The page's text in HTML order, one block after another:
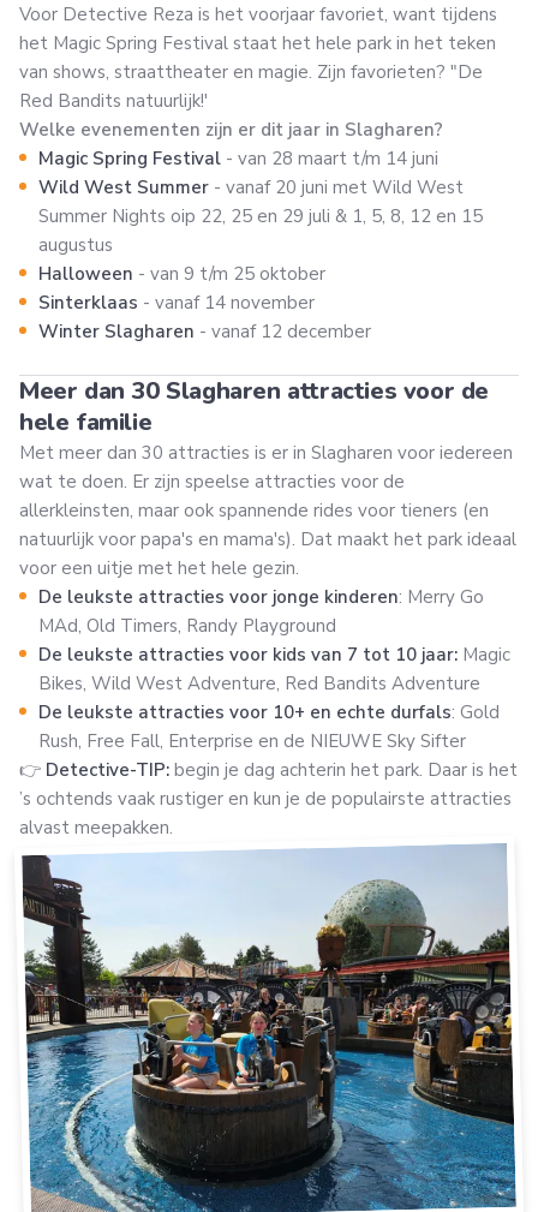
Voor Detective Reza is het voorjaar favoriet, want tijdens
het Magic Spring Festival staat het hele park in het teken
van shows, straattheater en magie. Zijn favorieten? "De
Red Bandits natuurlijk!'
Welke evenementen zijn er dit jaar in Slagharen?
Magic Spring Festival - van 28 maart t/m 14 juni
Wild West Summer - vanaf 20 juni met Wild West
Summer Nights oip 22, 25 en 29 juli & 1, 5, 8, 12 en 15
augustus
Halloween - van 9 t/m 25 oktober
Sinterklaas - vanaf 14 november
Winter Slagharen - vanaf 12 december
Meer dan 30 Slagharen attracties voor de
hele familie
Met meer dan 30 attracties is er in Slagharen voor iedereen
wat te doen. Er zijn speelse attracties voor de
allerkleinsten, maar ook spannende rides voor tieners (en
natuurlijk voor papa's en mama's). Dat maakt het park ideaal
voor een uitje met het hele gezin.
De leukste attracties voor jonge kinderen: Merry Go
MAd, Old Timers, Randy Playground
De leukste attracties voor kids van 7 tot 10 jaar: Magic
Bikes, Wild West Adventure, Red Bandits Adventure
De leukste attracties voor 10+ en echte durfals: Gold
Rush, Free Fall, Enterprise en de NIEUWE Sky Sifter
👉 Detective-TIP: begin je dag achterin het park. Daar is het
’s ochtends vaak rustiger en kun je de populairste attracties
alvast meepakken.